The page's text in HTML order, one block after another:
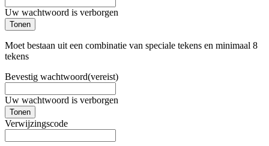
Uw wachtwoord is verborgen
Tonen
Moet bestaan uit een combinatie van speciale tekens en minimaal 8
tekens
Bevestig wachtwoord(vereist)
Uw wachtwoord is verborgen
Tonen
Verwijzingscode